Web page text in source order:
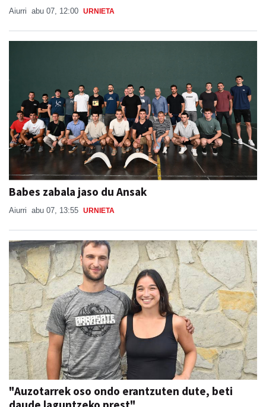
Aiurri abu 07, 12:00 URNIETA
Babes zabala jaso du Ansak
Aiurri abu 07, 13:55 URNIETA
"Auzotarrek oso ondo erantzuten dute, beti